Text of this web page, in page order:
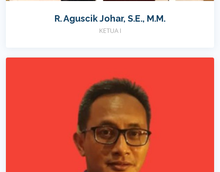
R. Aguscik Johar, S.E., M.M.
KETUA I